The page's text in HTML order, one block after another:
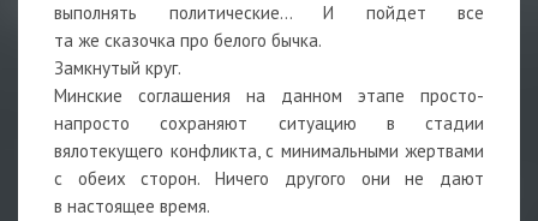
выполнять политические… И пойдет все
та же сказочка про белого бычка.
Замкнутый круг.
Минские соглашения на данном этапе просто-
напросто сохраняют ситуацию в стадии
вялотекущего конфликта, с минимальными жертвами
с обеих сторон. Ничего другого они не дают
в настоящее время.